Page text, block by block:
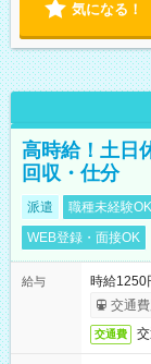
気になる！
高時給！土日
回収・仕分
派遣 職種未経験OK
WEB登録・面接OK
給与
時給1250
交通
交通費